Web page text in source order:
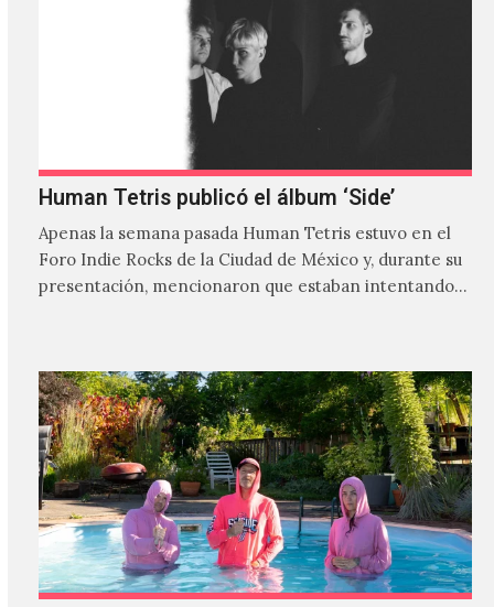
Human Tetris publicó el álbum ‘Side’
Apenas la semana pasada Human Tetris estuvo en el
Foro Indie Rocks de la Ciudad de México y, durante su
presentación, mencionaron que estaban intentando…